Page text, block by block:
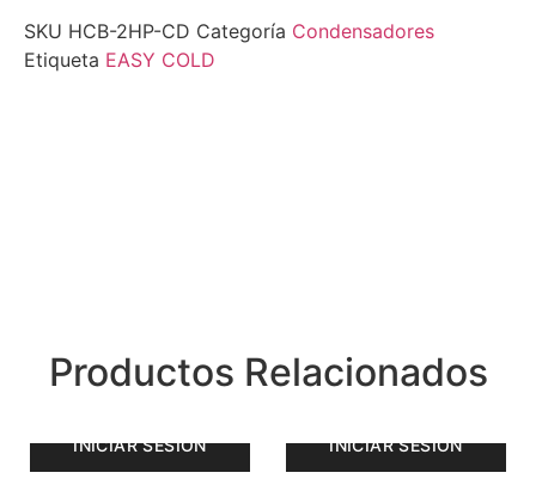
SKU HCB-2HP-CD Categoría Condensadores
Etiqueta EASY COLD
Productos Relacionados
INICIAR SESIÓN INICIAR SESIÓN